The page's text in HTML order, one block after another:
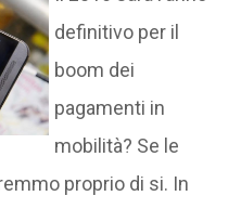
definitivo per il
boom dei
pagamenti in
mobilità? Se le
proprio di si. In